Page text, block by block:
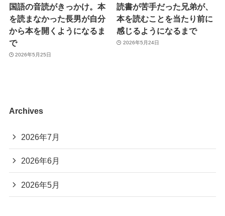
国語の音読がきっかけ。本
を読まなかった長男が自分
から本を開くようになるま
で
2026年5月25日
読書が苦手だった兄弟が、
本を読むことを当たり前に
感じるようになるまで
2026年5月24日
Archives
2026年7月
2026年6月
2026年5月